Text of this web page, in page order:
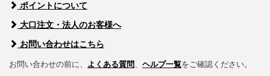
ポイントについて
大口注文・法人のお客様へ
お問い合わせはこちら
お問い合わせの前に、 よくある質問、 ヘルプ一覧をご確認ください。